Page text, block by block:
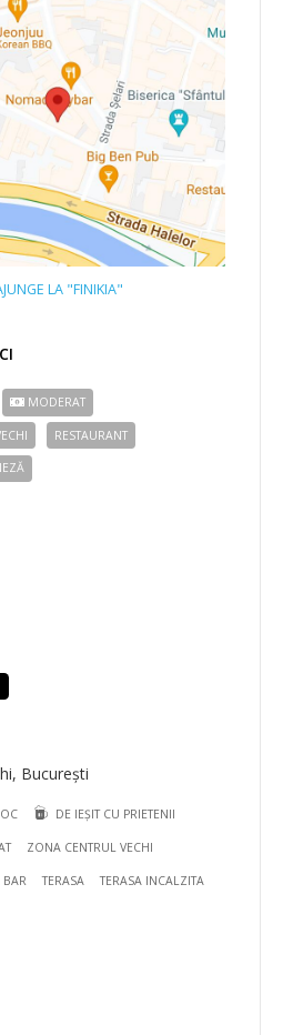
LA "FINIKIA"
MODERAT
RESTAURANT
București
DE IEȘIT CU PRIETENII
ZONA CENTRUL VECHI
BAR TERASA TERASA INCALZITA